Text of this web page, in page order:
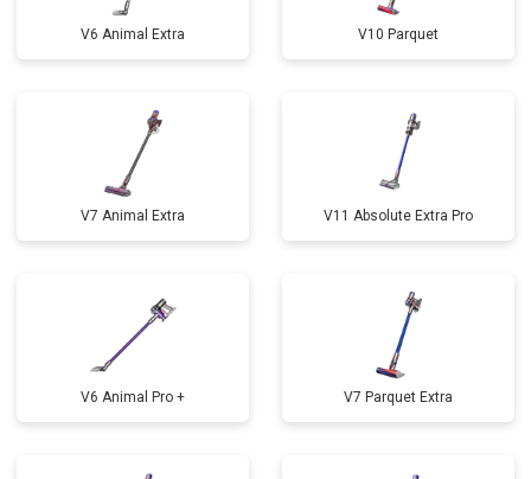
V6 Animal Extra V10 Parquet
V7 Animal Extra V11 Absolute Extra Pro
V6 Animal Pro + V7 Parquet Extra